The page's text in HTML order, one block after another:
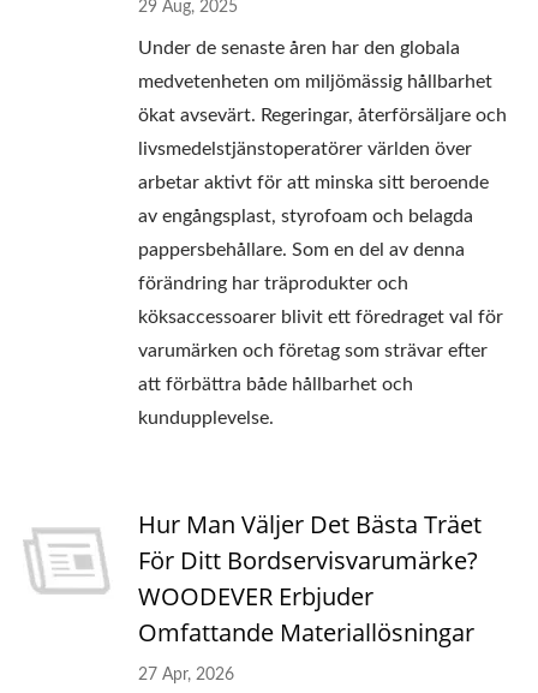
29 Aug, 2025
Under de senaste åren har den globala
medvetenheten om miljömässig hållbarhet
ökat avsevärt. Regeringar, återförsäljare och
livsmedelstjänstoperatörer världen över
arbetar aktivt för att minska sitt beroende
av engångsplast, styrofoam och belagda
pappersbehållare. Som en del av denna
förändring har träprodukter och
köksaccessoarer blivit ett föredraget val för
varumärken och företag som strävar efter
att förbättra både hållbarhet och
kundupplevelse.
Hur Man Väljer Det Bästa Träet
För Ditt Bordservisvarumärke?
WOODEVER Erbjuder
Omfattande Materiallösningar
27 Apr, 2026